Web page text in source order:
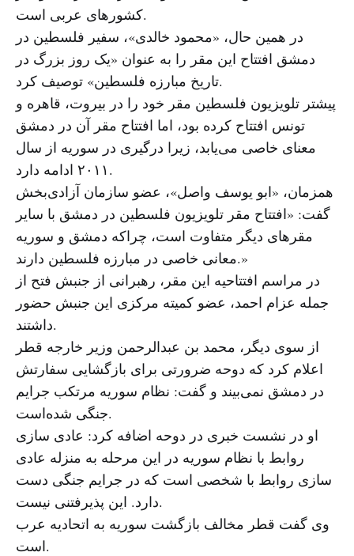
کشورهای عربی است.
در همین حال، «محمود خالدی»، سفیر فلسطین در
دمشق افتتاح این مقر را به عنوان «یک روز بزرگ در
تاریخ مبارزه فلسطین» توصیف کرد.
پیشتر تلویزیون فلسطین مقر خود را در بیروت، قاهره و
تونس افتتاح کرده بود، اما افتتاح مقر آن در دمشق
معنای خاصی می‌یابد، زیرا درگیری در سوریه از سال
۲۰۱۱ ادامه دارد.
همزمان، «ابو یوسف واصل»، عضو سازمان آزادی‌بخش
گفت: «افتتاح مقر تلویزیون فلسطین در دمشق با سایر
مقرهای دیگر متفاوت است، چراکه دمشق و سوریه
معانی خاصی در مبارزه فلسطین دارند.»
در مراسم افتتاحیه این مقر، رهبرانی از جنبش فتح از
جمله عزام احمد، عضو کمیته مرکزی این جنبش حضور
داشتند.
از سوی دیگر، محمد بن عبدالرحمن وزیر خارجه قطر
اعلام کرد که دوحه ضرورتی برای بازگشایی سفارتش
در دمشق نمی‌بیند و گفت: نظام سوریه مرتکب جرایم
جنگی شده‌است.
او در نشست خبری در دوحه اضافه کرد: عادی سازی
روابط با نظام سوریه در این مرحله به منزله عادی
سازی روابط با شخصی است که در جرایم جنگی دست
دارد. این پذیرفتنی نیست.
وی گفت قطر مخالف بازگشت سوریه به اتحادیه عرب
است.